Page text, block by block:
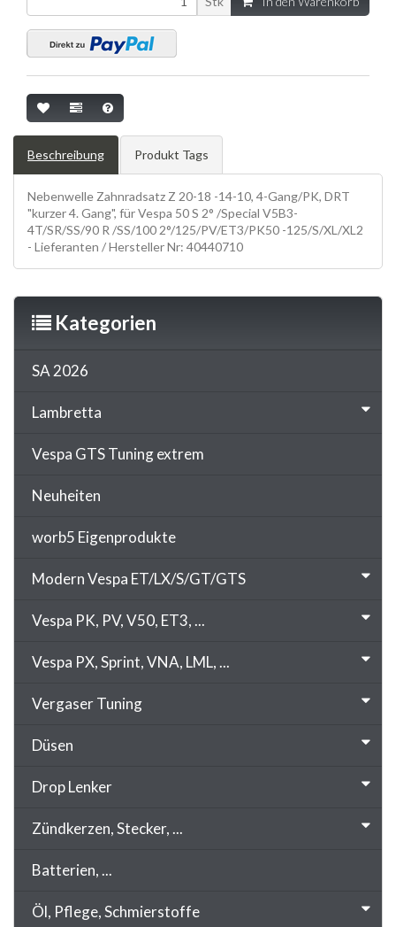
Beschreibung Produkt Tags
Nebenwelle Zahnradsatz Z 20-18 -14-10, 4-Gang/PK, DRT
"kurzer 4. Gang", für Vespa 50 S 2° /Special V5B3-
4T/SR/SS/90 R /SS/100 2°/125/PV/ET3/PK50 -125/S/XL/XL2
- Lieferanten / Hersteller Nr: 40440710
Kategorien
SA 2026
Lambretta
Vespa GTS Tuning extrem
Neuheiten
worb5 Eigenprodukte
Modern Vespa ET/LX/S/GT/GTS
Vespa PK, PV, V50, ET3, ...
Vespa PX, Sprint, VNA, LML, ...
Vergaser Tuning
Düsen
Drop Lenker
Zündkerzen, Stecker, ...
Batterien, ...
Öl, Pflege, Schmierstoffe